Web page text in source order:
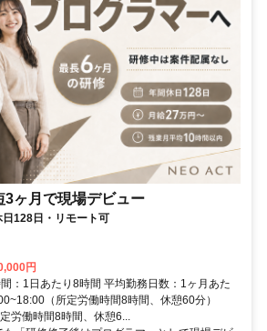
3ヶ月で現場デビュー
128日・リモート可
円
：1日あたり8時間 平均勤務日数：1ヶ月あた
（所定労働時間8時間、休憩60分）
労働時間8時間、休憩6...